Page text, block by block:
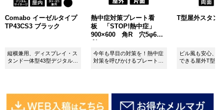
Comabo イーゼルタイプ
TP43CS3 ブラック
縦横兼用、ディスプレイ・ス
タンド一体型43型デジタルサ
熱中症対策プレート看
板 「STOP!熱中症」
900×600 角R 穴5φ6カ
今年も早目の対策を！熱中症
対策を呼びかけるプレート看
T型屋外スタ
ビル風も安心、
できる屋外T型